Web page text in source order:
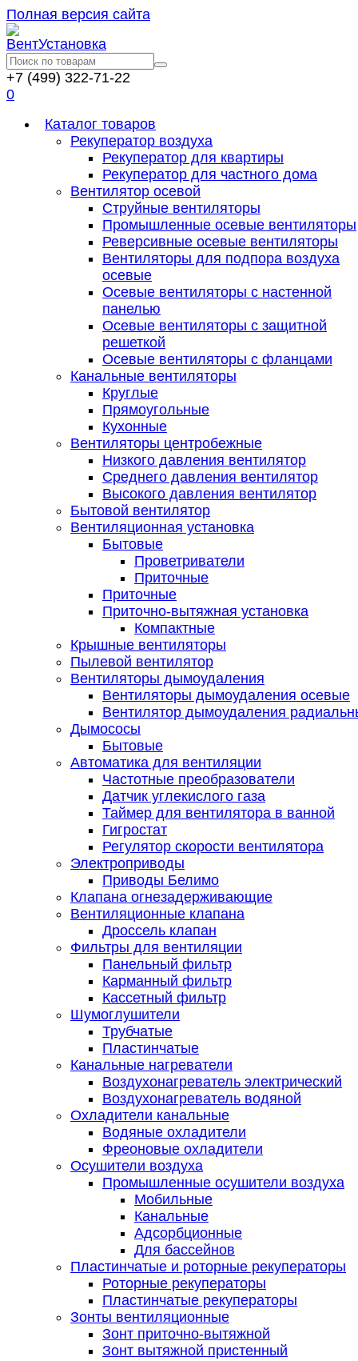
Полная версия сайта
+7 (499) 322-71-22
0
Каталог товаров
Рекуператор воздуха
Рекуператор для квартиры
Рекуператор для частного дома
Вентилятор осевой
Струйные вентиляторы
Промышленные осевые вентиляторы
Реверсивные осевые вентиляторы
Вентиляторы для подпора воздуха
осевые
Осевые вентиляторы с настенной
панелью
Осевые вентиляторы с защитной
решеткой
Осевые вентиляторы с фланцами
Канальные вентиляторы
Круглые
Прямоугольные
Кухонные
Вентиляторы центробежные
Низкого давления вентилятор
Среднего давления вентилятор
Высокого давления вентилятор
Бытовой вентилятор
Вентиляционная установка
Бытовые
Проветриватели
Приточные
Приточные
Приточно-вытяжная установка
Компактные
Крышные вентиляторы
Пылевой вентилятор
Вентиляторы дымоудаления
Вентиляторы дымоудаления осевые
Вентилятор дымоудаления
Дымососы
Бытовые
Автоматика для вентиляции
Частотные преобразователи
Датчик углекислого газа
Таймер для вентилятора в ванной
Гигростат
Регулятор скорости вентилятора
Электроприводы
Приводы Белимо
Клапана огнезадерживающие
Вентиляционные клапана
Дроссель клапан
Фильтры для вентиляции
Панельный фильтр
Карманный фильтр
Кассетный фильтр
Шумоглушители
Трубчатые
Пластинчатые
Канальные нагреватели
Воздухонагреватель электрический
Воздухонагреватель водяной
Охладители канальные
Водяные охладители
Фреоновые охладители
Осушители воздуха
Промышленные осушители воздуха
Мобильные
Канальные
Адсорбционные
Для бассейнов
Пластинчатые и роторные рекуператоры
Роторные рекуператоры
Пластинчатые рекуператоры
Зонты вентиляционные
Зонт приточно-вытяжной
Зонт вытяжной пристенный